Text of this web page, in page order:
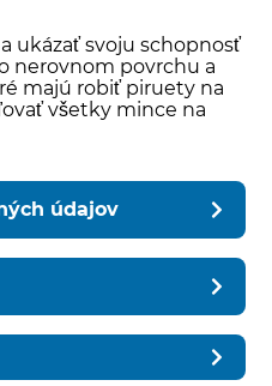
ukázať svoju schopnosť
nerovnom povrchu a
majú robiť piruety na
všetky mince na
údajov